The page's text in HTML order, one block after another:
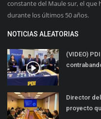
constante del Maule sur, el que
durante los últimos 50 años.
NOTICIAS ALEATORIAS
(VIDEO)
Director
proyecto